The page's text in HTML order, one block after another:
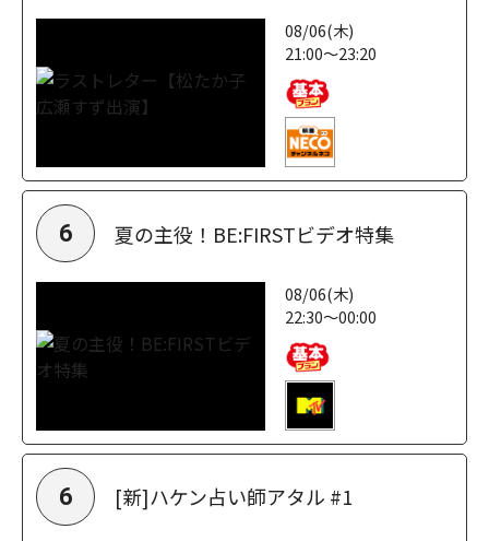
08/06(木)
21:00～23:20
6 夏の主役！BE:FIRSTビデオ特集
08/06(木)
22:30～00:00
6 [新]ハケン占い師アタル #1